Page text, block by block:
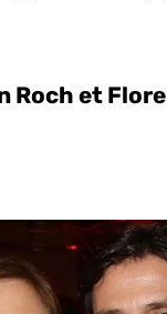
Roch et